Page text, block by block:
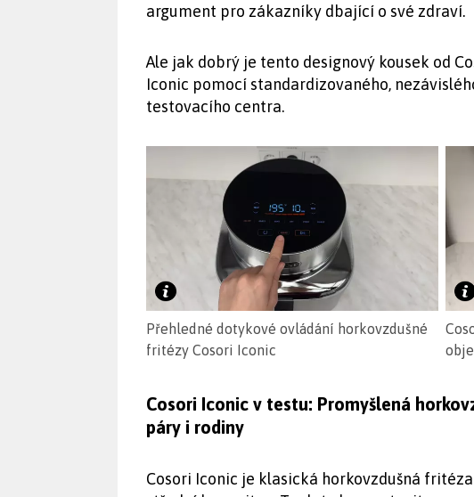
argument pro zákazníky dbající o své zdraví.
Ale jak dobrý je tento designový kousek od
Iconic pomocí standardizovaného,
testovacího centra.
Přehledné dotykové ovládání horkovzdušné
fritézy Cosori Iconic
Cosori Iconic v testu: Promyšlená
páry i rodiny
Cosori Iconic je klasická horkovzdušná